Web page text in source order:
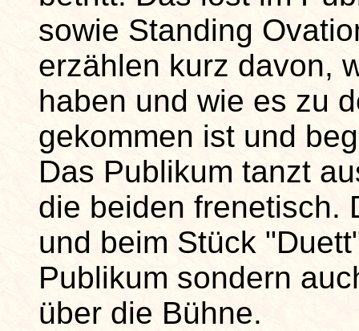
sowie Standing
erzählen kurz davon,
haben und wie es zu
gekommen ist und
Das Publikum tanzt
die beiden frenetisch.
und beim Stück
Publikum sondern
über die Bühne.